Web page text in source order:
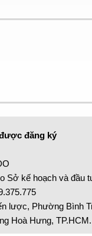
đăng ký
Sở kế hoạch và đầu
lược, Phường Bình
Hoà Hưng,